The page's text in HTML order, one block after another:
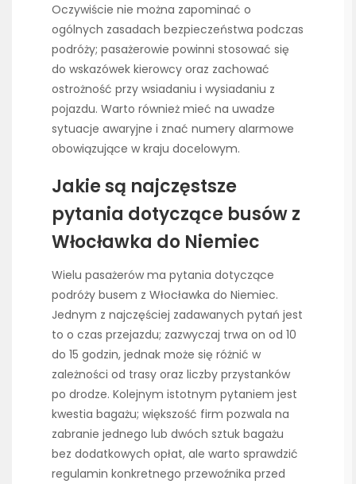
Oczywiście nie można zapominać o
ogólnych zasadach bezpieczeństwa podczas
podróży; pasażerowie powinni stosować się
do wskazówek kierowcy oraz zachować
ostrożność przy wsiadaniu i wysiadaniu z
pojazdu. Warto również mieć na uwadze
sytuacje awaryjne i znać numery alarmowe
obowiązujące w kraju docelowym.
Jakie są najczęstsze
pytania dotyczące busów z
Włocławka do Niemiec
Wielu pasażerów ma pytania dotyczące
podróży busem z Włocławka do Niemiec.
Jednym z najczęściej zadawanych pytań jest
to o czas przejazdu; zazwyczaj trwa on od 10
do 15 godzin, jednak może się różnić w
zależności od trasy oraz liczby przystanków
po drodze. Kolejnym istotnym pytaniem jest
kwestia bagażu; większość firm pozwala na
zabranie jednego lub dwóch sztuk bagażu
bez dodatkowych opłat, ale warto sprawdzić
regulamin konkretnego przewoźnika przed